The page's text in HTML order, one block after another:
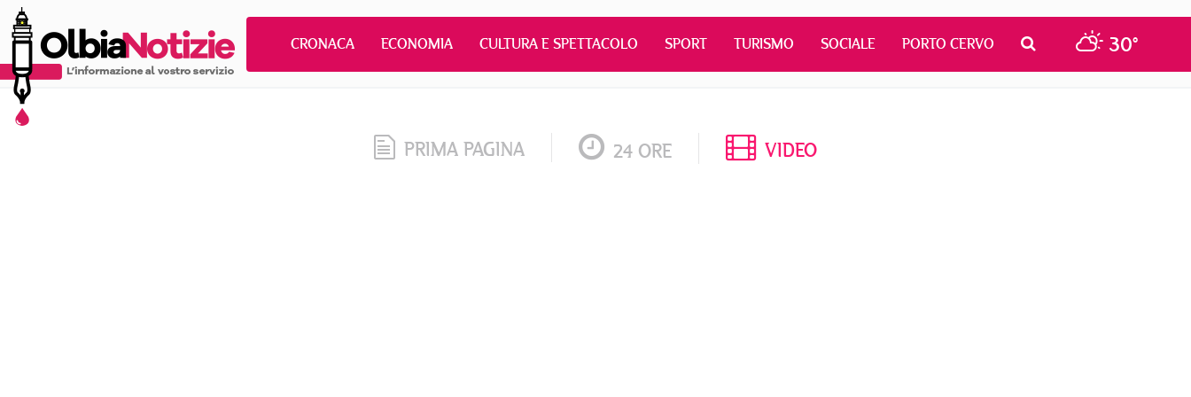
CRONACA ECONOMIA CULTURA E SPETTACOLO SPORT TURISMO SOCIALE PORTO CERVO 30°
PRIMA PAGINA 24 ORE VIDEO